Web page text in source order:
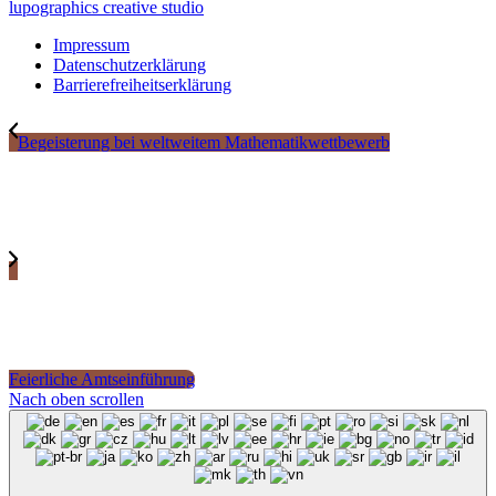
lupographics creative studio
Impressum
Datenschutzerklärung
Barrierefreiheitserklärung
Begeisterung bei weltweitem Mathematikwettbewerb
Feierliche Amtseinführung
Nach oben scrollen